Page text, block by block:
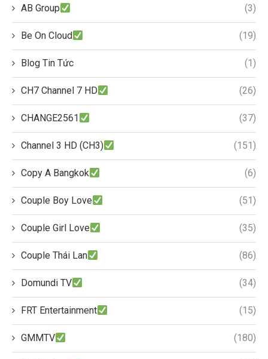
AB Group (3)
Be On Cloud (19)
Blog Tin Tức (1)
CH7 Channel 7 HD (26)
CHANGE2561 (37)
Channel 3 HD (CH3) (151)
Copy A Bangkok (6)
Couple Boy Love (51)
Couple Girl Love (35)
Couple Thái Lan (86)
Domundi TV (34)
FRT Entertainment (15)
GMMTV (180)